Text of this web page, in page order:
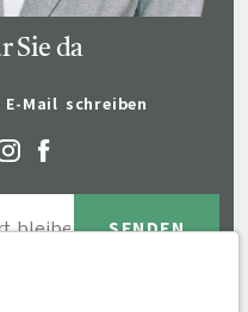
Sie da
E-Mail schreiben